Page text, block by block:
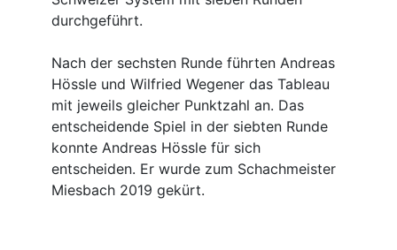
durchgeführt.
Nach der sechsten Runde führten Andreas
Hössle und Wilfried Wegener das Tableau
mit jeweils gleicher Punktzahl an. Das
entscheidende Spiel in der siebten Runde
konnte Andreas Hössle für sich
entscheiden. Er wurde zum Schachmeister
Miesbach 2019 gekürt.